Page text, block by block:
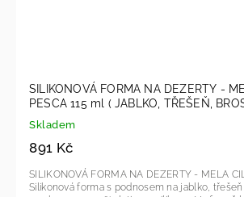
SILIKONOVÁ FORMA NA DEZERTY -
PESCA 115 ml ( JABLKO, TŘEŠEŇ,
Skladem
891 Kč
SILIKONOVÁ FORMA NA DEZERTY - MELA
Silikonová forma s podnosem na jablko, třešeň,